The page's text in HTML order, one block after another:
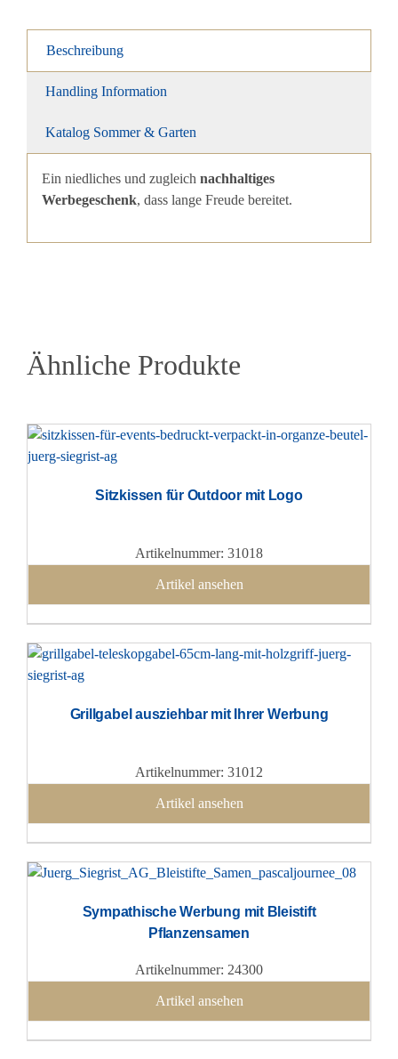
Beschreibung
Handling Information
Katalog Sommer & Garten
Ein niedliches und zugleich nachhaltiges
Werbegeschenk, dass lange Freude bereitet.
Ähnliche Produkte
Sitzkissen für Outdoor mit Logo
Artikelnummer: 31018
Artikel ansehen
Grillgabel ausziehbar mit Ihrer Werbung
Artikelnummer: 31012
Artikel ansehen
Sympathische Werbung mit Bleistift
Pflanzensamen
Artikelnummer: 24300
Artikel ansehen